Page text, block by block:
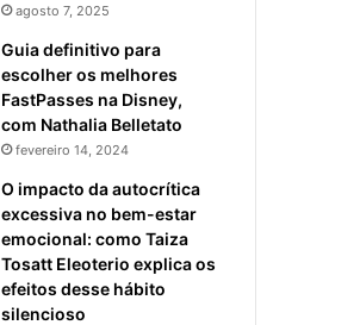
agosto 7, 2025
Guia definitivo para
escolher os melhores
FastPasses na Disney,
com Nathalia Belletato
fevereiro 14, 2024
O impacto da autocrítica
excessiva no bem-estar
emocional: como Taiza
Tosatt Eleoterio explica os
efeitos desse hábito
silencioso